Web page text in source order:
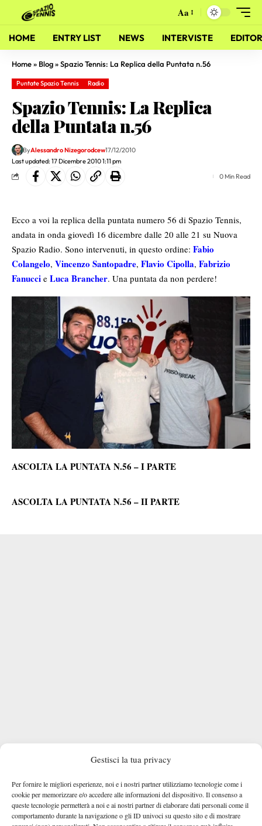
Gestisci la tua privacy
Per fornire le migliori esperienze, noi e i nostri partner utilizziamo tecnologie come i
cookie per memorizzare e/o accedere alle informazioni del dispositivo. Il consenso a
queste tecnologie permetterà a noi e ai nostri partner di elaborare dati personali come il
comportamento durante la navigazione o gli ID univoci su questo sito e di mostrare
Aa
HOME ENTRY LIST NEWS INTERVISTE
Home» Blog»Spazio Tennis: La Replica della Puntata n.56
Puntate Spazio Tennis Radio
Spazio Tennis: La Replica
della Puntata n.56
Last updated: 17 Dicembre 2010 1:11 pm
ByAlessandro Nizegorodcew17/12/2010
0 Min Read
Ecco a voi la replica della puntata numero 56 di Spazio Tennis,
andata in onda giovedì 16 dicembre dalle 20 alle 21 su Nuova
Spazio Radio. Sono intervenuti, in questo ordine: Fabio
Colangelo, Vincenzo Santopadre, Flavio Cipolla, Fabrizio
Fanucci e Luca Brancher. Una puntata da non perdere!
ASCOLTA LA PUNTATA N.56 – I PARTE
ASCOLTA LA PUNTATA N.56 – II PARTE